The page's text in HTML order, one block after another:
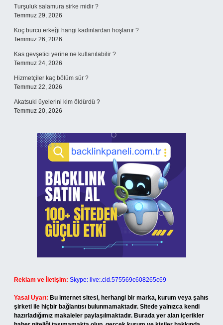
Turşuluk salamura sirke midir ?
Temmuz 29, 2026
Koç burcu erkeği hangi kadınlardan hoşlanır ?
Temmuz 26, 2026
Kas gevşetici yerine ne kullanılabilir ?
Temmuz 24, 2026
Hizmetçiler kaç bölüm sür ?
Temmuz 22, 2026
Akatsuki üyelerini kim öldürdü ?
Temmuz 20, 2026
Reklam ve İletişim: Skype: live:.cid.575569c608265c69
Yasal Uyarı: Bu internet sitesi, herhangi bir marka, kurum veya şahıs
şirketi ile hiçbir bağlantısı bulunmamaktadır. Sitede yalnızca kendi
hazırladığımız makaleler paylaşılmaktadır. Burada yer alan içerikler